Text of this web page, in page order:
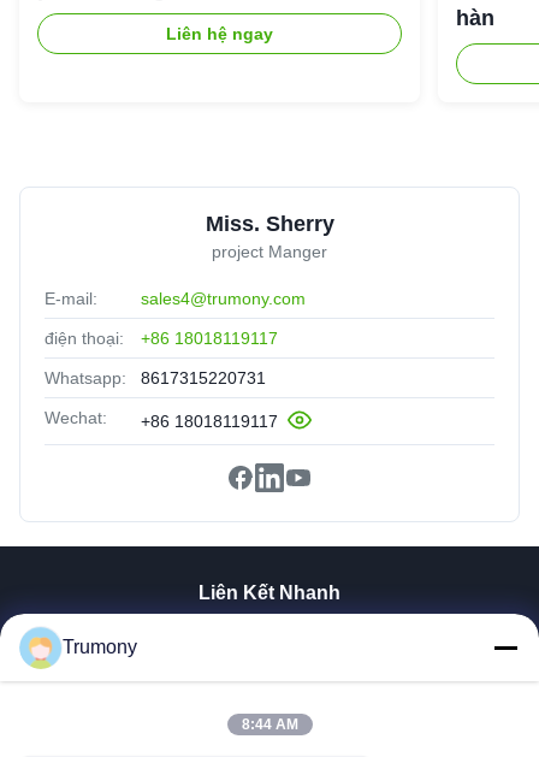
Liên hệ ngay
hàn
Miss. Sherry
project Manger
E-mail: sales4@trumony.com
điện thoại: +86 18018119117
Whatsapp: 8617315220731
Wechat: +86 18018119117
Liên Kết Nhanh
Về Chúng Tôi
Trumony
8:44 AM